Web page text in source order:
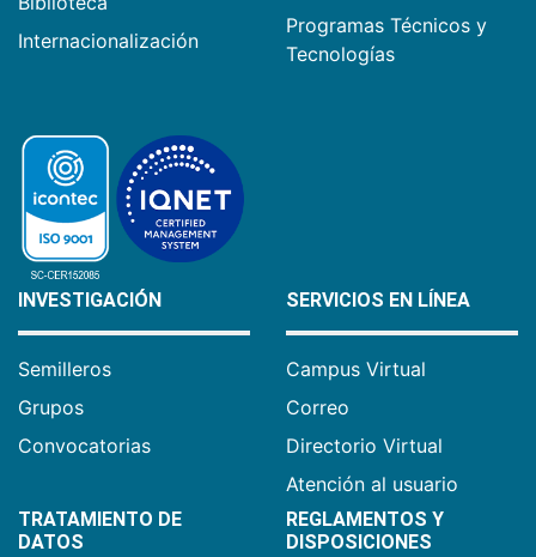
Internacionalización
Programas Técnicos y
Tecnologías
INVESTIGACIÓN
Semilleros
Grupos
Convocatorias
SERVICIOS EN LÍNEA
Campus Virtual
Correo
Directorio Virtual
Atención al usuario
TRATAMIENTO DE
DATOS
REGLAMENTOS Y
DISPOSICIONES